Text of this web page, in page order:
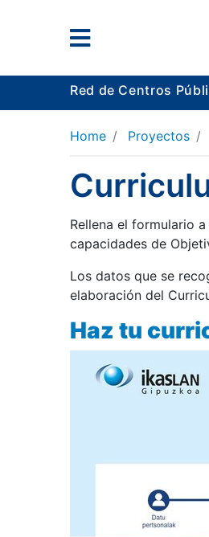
Red de Centros
Home Proyectos
Rellena el formulario
capacidades de
Los datos que se
elaboración del
Haz tu